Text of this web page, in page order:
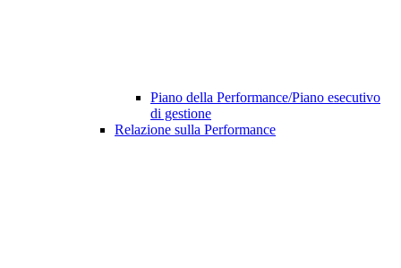
Piano della Performance/Piano esecutivo
di gestione
Relazione sulla Performance